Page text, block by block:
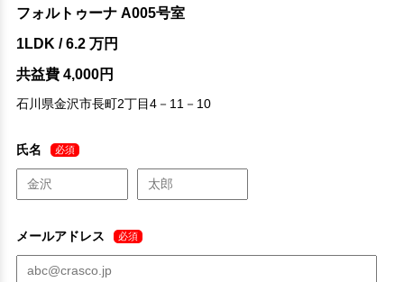
フォルトゥーナ A005号室
1LDK / 6.2 万円
共益費 4,000円
石川県金沢市長町2丁目4－11－10
氏名 必須
メールアドレス 必須